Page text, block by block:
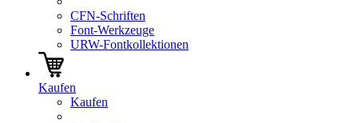
CFN-Schriften
Font-Werkzeuge
URW-Fontkollektionen
Kaufen
Kaufen